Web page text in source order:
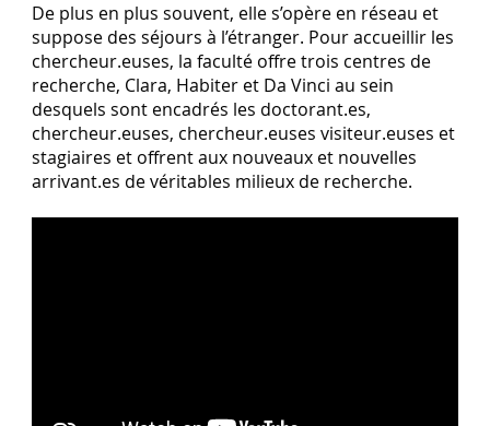
De plus en plus souvent, elle s’opère en réseau et
suppose des séjours à l’étranger. Pour accueillir les
chercheur.euses, la faculté offre trois centres de
recherche, Clara, Habiter et Da Vinci au sein
desquels sont encadrés les doctorant.es,
chercheur.euses, chercheur.euses visiteur.euses et
stagiaires et offrent aux nouveaux et nouvelles
arrivant.es de véritables milieux de recherche.